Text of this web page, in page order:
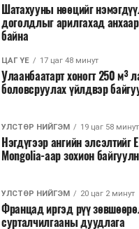
Шатахууны нөөцийг
доголдлыг арилгахад
байна
ЦАГ ҮЕ 17 цаг 48 минут
Улаанбаатарт хоногт 250 м³
боловсруулах үйлдвэр
УЛСТӨР НИЙГЭМ 19 цаг 58 минут
Нэгдүгээр ангийн элсэлтийг
Mongolia-аар зохион
УЛСТӨР НИЙГЭМ 20 цаг 2 минут
Францад иргэд рүү
сурталчилгааны дуудлага